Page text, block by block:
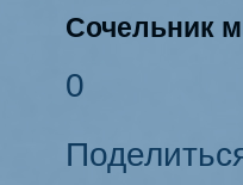
Сочельник
0